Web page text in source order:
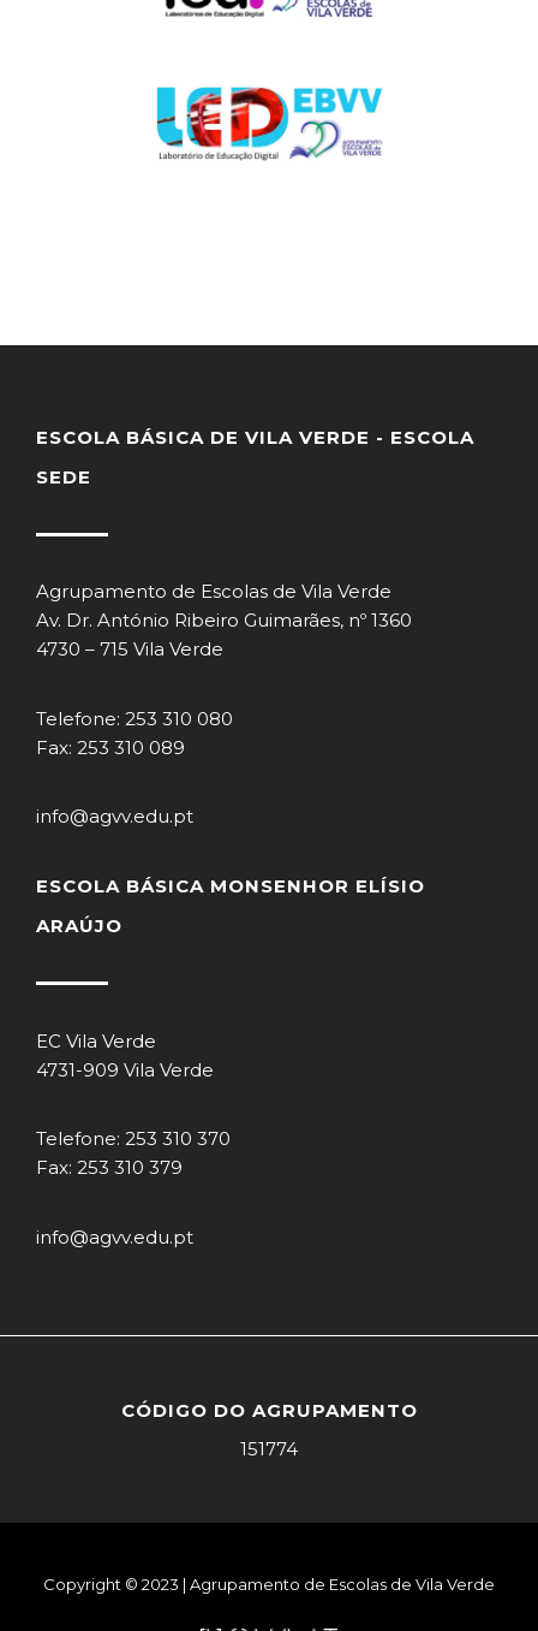
ESCOLA BÁSICA DE VILA VERDE - ESCOLA
SEDE
Agrupamento de Escolas de Vila Verde
Av. Dr. António Ribeiro Guimarães, nº 1360
4730 – 715 Vila Verde
Telefone: 253 310 080
Fax: 253 310 089
info@agvv.edu.pt
ESCOLA BÁSICA MONSENHOR ELÍSIO
ARAÚJO
EC Vila Verde
4731-909 Vila Verde
Telefone: 253 310 370
Fax: 253 310 379
info@agvv.edu.pt
CÓDIGO DO AGRUPAMENTO
151774
Copyright © 2023 | Agrupamento de Escolas de Vila Verde